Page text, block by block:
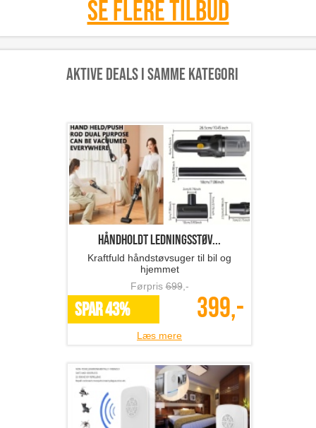
Se flere tilbud
Aktive deals i samme kategori
Håndholdt ledningsstøv...
Kraftfuld håndstøvsuger til bil og
hjemmet
Førpris699,-
SPAR 43% 399,-
Læs mere